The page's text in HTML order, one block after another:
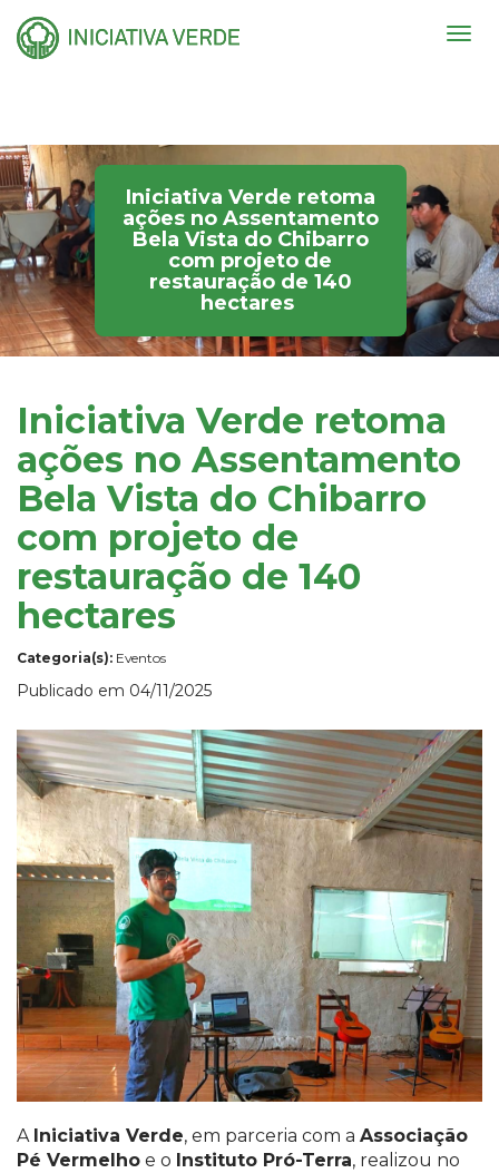
Iniciativa Verde retoma
ações no Assentamento
Bela Vista do Chibarro
com projeto de
restauração de 140
hectares
Iniciativa Verde retoma
ações no Assentamento
Bela Vista do Chibarro
com projeto de
restauração de 140
hectares
Categoria(s): Eventos
Publicado em 04/11/2025
A Iniciativa Verde, em parceria com a Associação
Pé Vermelho e o Instituto Pró-Terra, realizou no